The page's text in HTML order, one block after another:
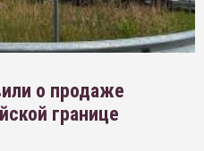
о продаже
границе